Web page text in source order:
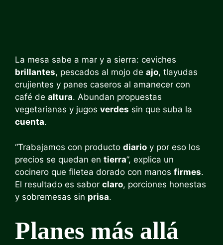
La mesa sabe a mar y a sierra: ceviches
brillantes, pescados al mojo de ajo, tlayudas
crujientes y panes caseros al amanecer con
café de altura. Abundan propuestas
vegetarianas y jugos verdes sin que suba la
cuenta.
“Trabajamos con producto diario y por eso los
precios se quedan en tierra”, explica un
cocinero que filetea dorado con manos firmes.
El resultado es sabor claro, porciones honestas
y sobremesas sin prisa.
Planes más allá